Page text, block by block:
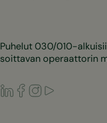
Puhelut 030/010-
soittavan operaattorin
LinkedIn
Facebook
Instagram